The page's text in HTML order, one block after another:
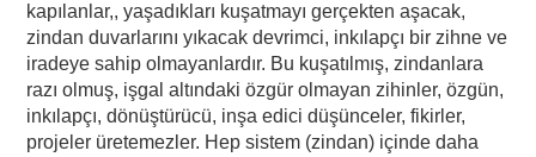
kapılanlar,, yaşadıkları kuşatmayı gerçekten aşacak,
zindan duvarlarını yıkacak devrimci, inkılapçı bir zihne ve
iradeye sahip olmayanlardır. Bu kuşatılmış, zindanlara
razı olmuş, işgal altındaki özgür olmayan zihinler, özgün,
inkılapçı, dönüştürücü, inşa edici düşünceler, fikirler,
projeler üretemezler. Hep sistem (zindan) içinde daha